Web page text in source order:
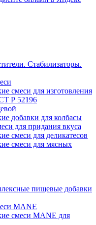
Стабилизаторы.
смеси для изготовления
Р 52196
добавки для колбасы
для придания вкуса
смеси для деликатесов
смеси для мясных
пищевые добавки
MANE
смеси MANE для